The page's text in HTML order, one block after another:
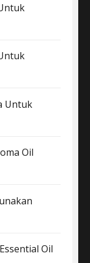
Untuk
Oil
Oil